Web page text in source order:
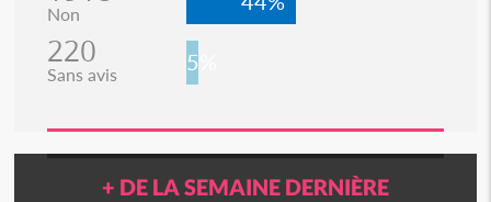
Non
220
Sans avis 5%
+ DE LA SEMAINE DERNIÈRE